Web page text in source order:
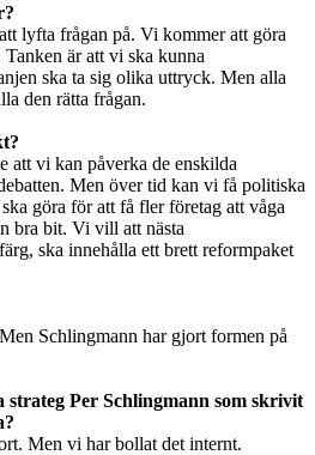
lyfta frågan på. Vi kommer att göra
Tanken är att vi ska kunna
ska ta sig olika uttryck. Men alla
den rätta frågan.
att vi kan påverka de enskilda
Men över tid kan vi få politiska
göra för att få fler företag att våga
bra bit. Vi vill att nästa
ska innehålla ett brett reformpaket
Schlingmann har gjort formen på
Per Schlingmann som skrivit
Men vi har bollat det internt.